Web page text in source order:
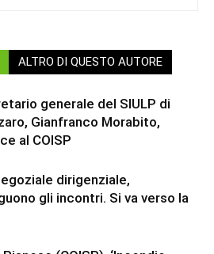
ALTRO DI QUESTO AUTORE
generale del SIULP di
Gianfranco Morabito,
al COISP
dirigenziale,
gli incontri. Si va verso la